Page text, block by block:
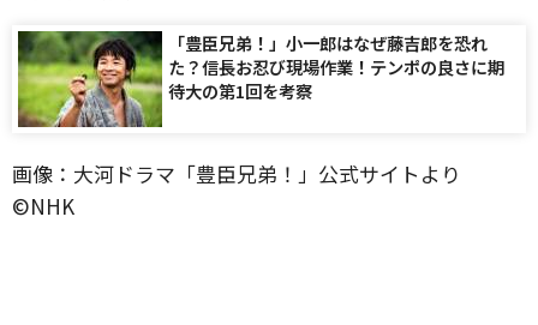
「豊臣兄弟！」小一郎はなぜ藤吉郎を恐れ
た？信長お忍び現場作業！テンポの良さに期
待大の第1回を考察
画像：大河ドラマ「豊臣兄弟！」公式サイトより
©️NHK